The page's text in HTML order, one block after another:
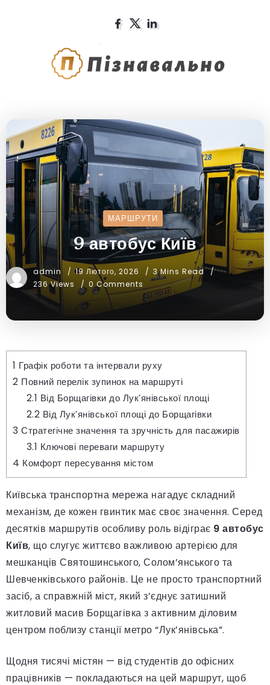
МАРШРУТИ
9 автобус Київ
admin 19 Лютого, 2026
3 Mins Read
236 Views
0 Comments
1 Графік роботи та інтервали руху
2 Повний перелік зупинок на маршруті
2.1 Від Борщагівки до Лук’янівської площі
2.2 Від Лук’янівської площі до Борщагівки
3 Стратегічне значення та зручність для пасажирів
3.1 Ключові переваги маршруту
4 Комфорт пересування містом
Київська транспортна мережа нагадує складний
механізм, де кожен гвинтик має своє значення. Серед
десятків маршрутів особливу роль відіграє 9 автобус
Київ, що слугує життєво важливою артерією для
мешканців Святошинського, Солом’янського та
Шевченківського районів. Це не просто транспортний
засіб, а справжній міст, який з’єднує затишний
житловий масив Борщагівка з активним діловим
центром поблизу станції метро “Лук’янівська”.
Щодня тисячі містян — від студентів до офісних
працівників — покладаються на цей маршрут, щоб